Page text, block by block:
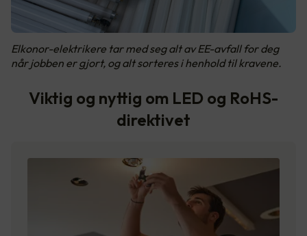
Elkonor-elektrikere tar med seg alt av EE-avfall for deg
når jobben er gjort, og alt sorteres i henhold til kravene.
Viktig og nyttig om LED og RoHS-
direktivet